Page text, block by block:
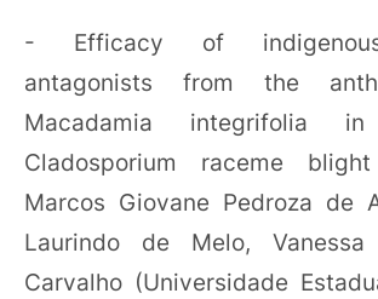
- Efficacy of
antagonists from the
Macadamia integrifolia in
Cladosporium raceme
Marcos Giovane Pedroza de
Laurindo de Melo,
Carvalho (Universidade